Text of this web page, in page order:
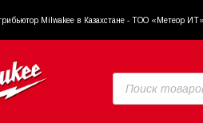
Milwakee в Казахстане - ТОО «Метеор ИТ»